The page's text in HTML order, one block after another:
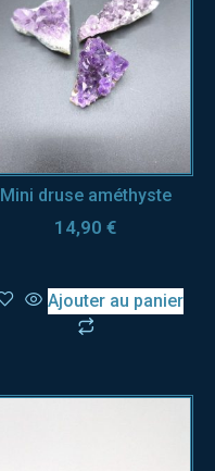
Mini druse améthyste
14,90 €
Ajouter au panier